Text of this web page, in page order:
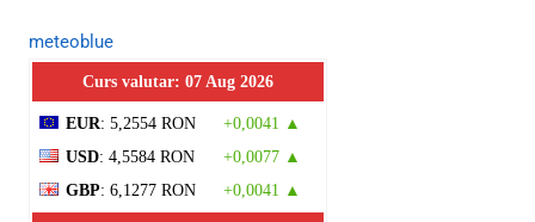
meteoblue
Curs valutar: 07 Aug 2026
EUR: 5,2554 RON
+0,0041 ▲
USD: 4,5584 RON
+0,0077 ▲
GBP: 6,1277 RON +0,0041 ▲